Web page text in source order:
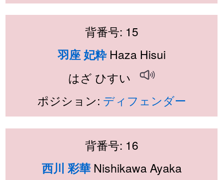
背番号: 15
羽座 妃粋Haza Hisui
はざ ひすい
ポジション: ディフェンダー
背番号: 16
西川 彩華Nishikawa Ayaka